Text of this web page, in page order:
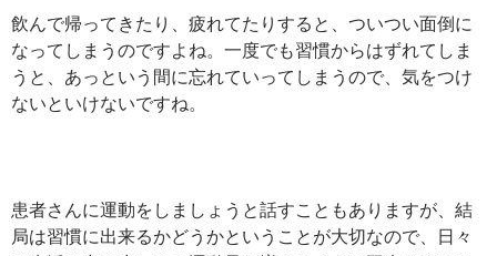
飲んで帰ってきたり、疲れてたりすると、ついつい面倒に
なってしまうのですよね。一度でも習慣からはずれてしま
うと、あっという間に忘れていってしまうので、気をつけ
ないといけないですね。
患者さんに運動をしましょうと話すこともありますが、結
局は習慣に出来るかどうかということが大切なので、日々